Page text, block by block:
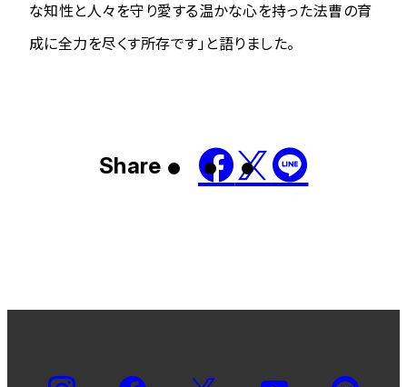
な知性と人々を守り愛する温かな心を持った法曹の育
成に全力を尽くす所存です」と語りました。
Share